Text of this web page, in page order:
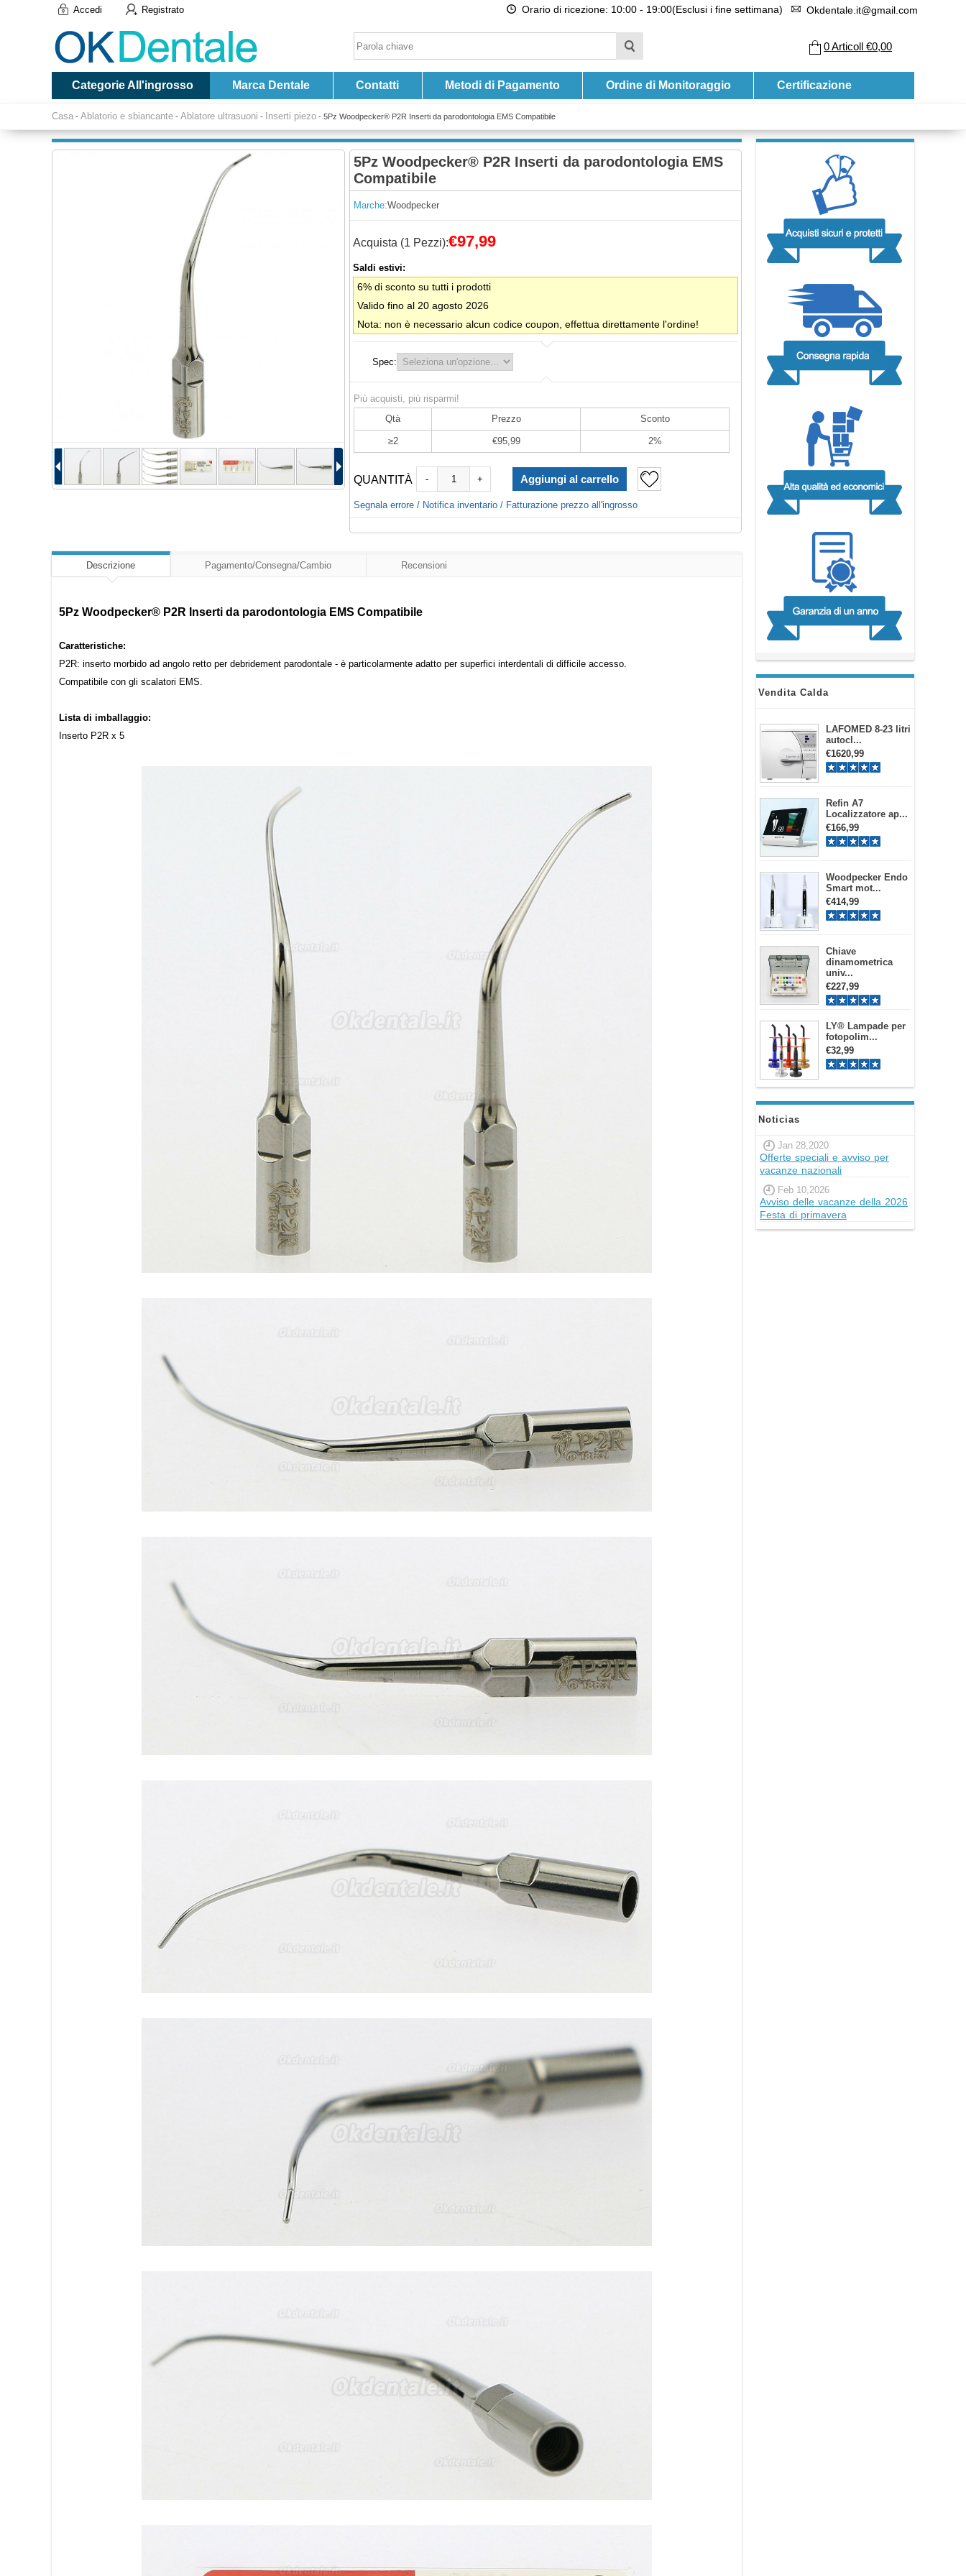
Accedi Registrato Orario di ricezione: 10:00 - 19:00(Esclusi i fine settimana) Okdentale.it@gmail.com
0Articoll €0,00
Categorie All'ingrosso Marca Dentale Contatti Metodi di Pagamento Ordine di Monitoraggio Certificazione
Casa - Ablatorio e sbiancante - Ablatore ultrasuoni - Inserti piezo - 5Pz Woodpecker® P2R Inserti da parodontologia EMS Compatibile
Vendita Calda
LAFOMED 8-23 litri
autocl...
€1620,99
Refin A7
Localizzatore ap...
€166,99
Woodpecker Endo
Smart mot...
€414,99
Chiave
dinamometrica
univ...
€227,99
LY® Lampade per
fotopolim...
€32,99
Noticias
Jan 28,2020
Offerte speciali e avviso per
vacanze nazionali
Feb 10,2026
Avviso delle vacanze della 2026
Festa di primavera
5Pz Woodpecker® P2R Inserti da parodontologia EMS
Compatibile
Marche:Woodpecker
Acquista (1 Pezzi):€97,99
Saldi estivi:
6% di sconto su tutti i prodotti
Valido fino al 20 agosto 2026
Nota: non è necessario alcun codice coupon, effettua direttamente l'ordine!
Spec:
Più acquisti, più risparmi!
Qtà
Prezzo Sconto
≥2 €95,99 2%
QUANTITÀ - +
Segnala errore / Notifica inventario / Fatturazione prezzo all'ingrosso
Descrizione Pagamento/Consegna/Cambio Recensioni
5Pz Woodpecker® P2R Inserti da parodontologia EMS Compatibile
Caratteristiche:
P2R: inserto morbido ad angolo retto per debridement parodontale - è particolarmente adatto per superfici interdentali di difficile accesso.
Compatibile con gli scalatori EMS.
Lista di imballaggio:
Inserto P2R x 5